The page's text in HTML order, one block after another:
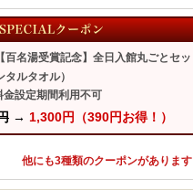
【百名湯受賞記念】全日入館丸ごとセ
ルタオル）
設定期間利用不可
→ 1,300円（390円お得！）
他にも3種類のクーポンがあります